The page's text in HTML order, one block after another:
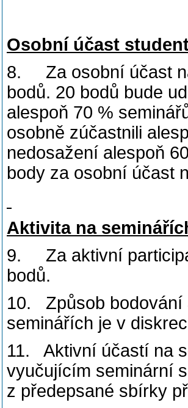
Osobní účast
8. Za osobní účast
bodů. 20 bodů bude
alespoň 70 %
osobně zúčastnili
nedosažení alespoň
body za osobní účast
Aktivita na
9. Za aktivní
bodů.
10. Způsob bodování
seminářích je v
11. Aktivní účastí na
vyučujícím seminární
z předepsané sbírky